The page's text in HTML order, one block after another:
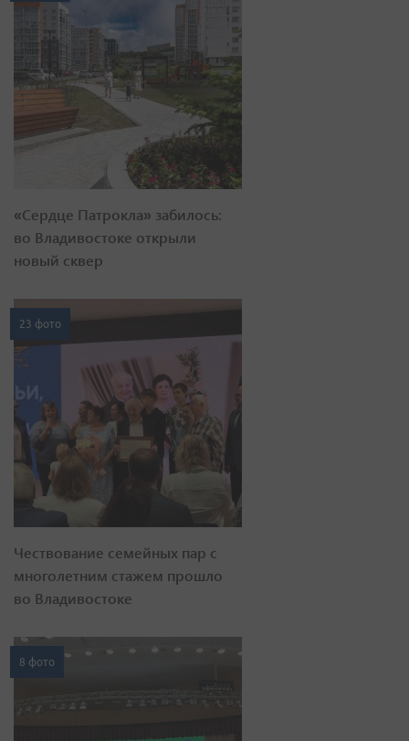
«Сердце Патрокла» забилось:
во Владивостоке открыли
новый сквер
23 фото
Чествование семейных пар с
многолетним стажем прошло
во Владивостоке
8 фото